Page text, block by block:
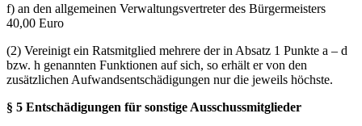
f) an den allgemeinen Verwaltungsvertreter des Bürgermeisters
40,00 Euro
(2) Vereinigt ein Ratsmitglied mehrere der in Absatz 1 Punkte a – d
bzw. h genannten Funktionen auf sich, so erhält er von den
zusätzlichen Aufwandsentschädigungen nur die jeweils höchste.
§ 5 Entschädigungen für sonstige Ausschussmitglieder